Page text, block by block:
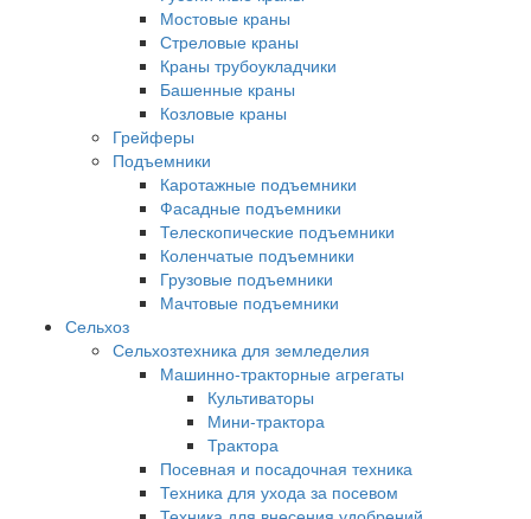
Мостовые краны
Стреловые краны
Краны трубоукладчики
Башенные краны
Козловые краны
Грейферы
Подъемники
Каротажные подъемники
Фасадные подъемники
Телескопические подъемники
Коленчатые подъемники
Грузовые подъемники
Мачтовые подъемники
Сельхоз
Сельхозтехника для земледелия
Машинно-тракторные агрегаты
Культиваторы
Мини-трактора
Трактора
Посевная и посадочная техника
Техника для ухода за посевом